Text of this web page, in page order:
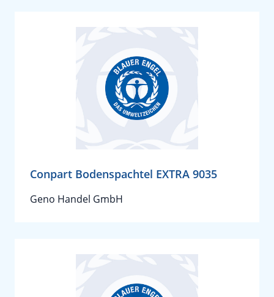
Conpart Bodenspachtel EXTRA 9035
Geno Handel GmbH